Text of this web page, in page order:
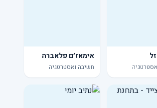
אימאז׳ם פלאברה
חשיבה ואסטרטגיה